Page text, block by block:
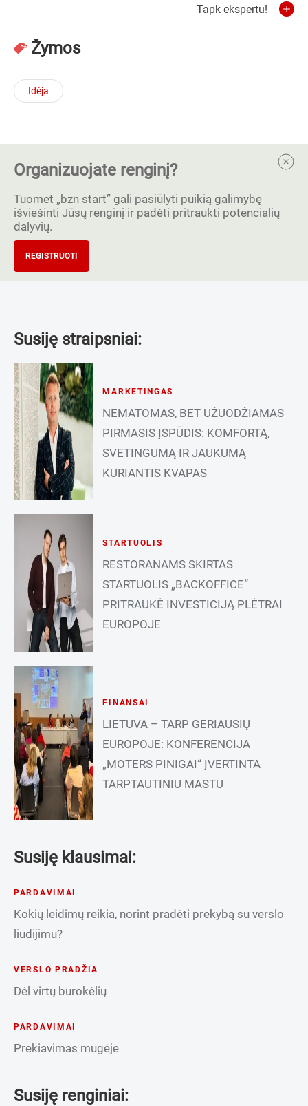
Tapk ekspertu!
Žymos
Idėja
Organizuojate renginį?
Tuomet „bzn start” gali pasiūlyti puikią galimybę
išviešinti Jūsų renginį ir padėti pritraukti potencialių
dalyvių.
REGISTRUOTI
Susiję straipsniai:
MARKETINGAS
NEMATOMAS, BET UŽUODŽIAMAS
PIRMASIS ĮSPŪDIS: KOMFORTĄ,
SVETINGUMĄ IR JAUKUMĄ
KURIANTIS KVAPAS
STARTUOLIS
RESTORANAMS SKIRTAS
STARTUOLIS „BACKOFFICE“
PRITRAUKĖ INVESTICIJĄ PLĖTRAI
EUROPOJE
FINANSAI
LIETUVA – TARP GERIAUSIŲ
EUROPOJE: KONFERENCIJA
„MOTERS PINIGAI“ ĮVERTINTA
TARPTAUTINIU MASTU
Susiję klausimai:
PARDAVIMAI
Kokių leidimų reikia, norint pradėti prekybą su verslo
liudijimu?
VERSLO PRADŽIA
Dėl virtų burokėlių
PARDAVIMAI
Prekiavimas mugėje
Susiję renginiai: